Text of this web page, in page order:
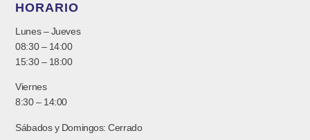
HORARIO
Lunes – Jueves
08:30 – 14:00
15:30 – 18:00
Viernes
8:30 – 14:00
Sábados y Domingos: Cerrado